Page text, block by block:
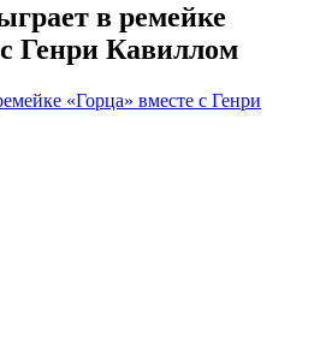
в ремейке
Генри Кавиллом
«Горца» вместе с Генри